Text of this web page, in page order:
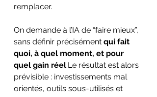
remplacer.
On demande à l’IA de “faire mieux”,
sans définir précisément qui fait
quoi, à quel moment, et pour
quel gain réel.Le résultat est alors
prévisible : investissements mal
orientés, outils sous-utilisés et